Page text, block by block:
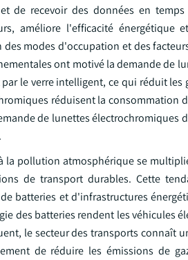
de recevoir des données en
améliore l'efficacité énergétique
modes d'occupation et des
ont motivé la demande de
le verre intelligent, ce qui réduit les
réduisent la consommation
de lunettes électrochromiques
la pollution atmosphérique se
de transport durables. Cette
batteries et d'infrastructures
des batteries rendent les véhicules
le secteur des transports connaît
de réduire les émissions de